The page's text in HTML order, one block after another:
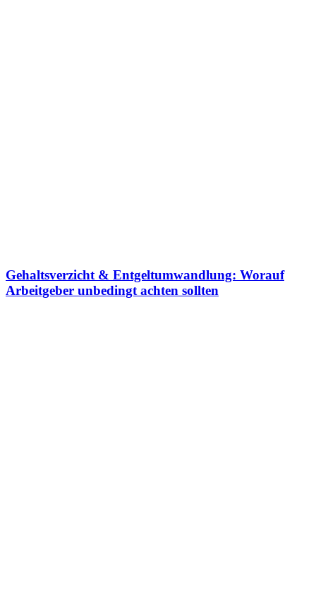
Gehaltsverzicht & Entgeltumwandlung: Worauf
Arbeitgeber unbedingt achten sollten